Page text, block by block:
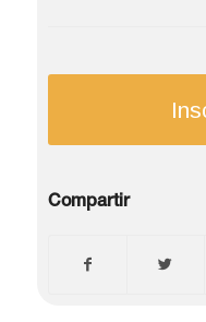
Compartir